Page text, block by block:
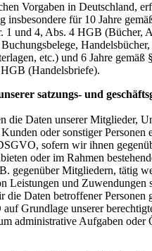
Vorgaben in Deutschland,
insbesondere für 10 Jahre
1 und 4, Abs. 4 HGB (Bücher,
etc.) und 6 Jahre gemäß
(Handelsbriefe).
satzungs- und
die Daten unserer Mitglieder,
oder sonstiger Personen
sofern wir ihnen
oder im Rahmen
gegenüber Mitgliedern, tätig
Leistungen und Zuwendungen
die Daten betroffener Personen
Grundlage unserer
administrative Aufgaben oder